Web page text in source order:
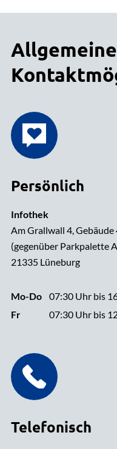
Allgemeine
Persönlich
Infothek
Am Grallwall 4, Gebäude
(gegenüber Parkpalette
21335 Lüneburg
Mo-Do
Fr
07:30 Uhr bis
07:30 Uhr bis
Telefonisch